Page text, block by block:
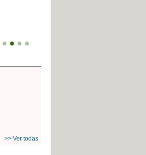
>> Ver todas